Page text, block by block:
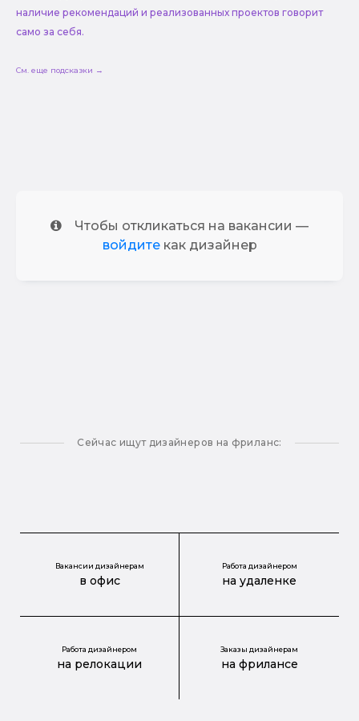
наличие рекомендаций и реализованных проектов говорит
само за себя.
См. еще подсказки →
Чтобы откликаться на вакансии —
войдитекак дизайнер
Сейчас ищут дизайнеров на фриланс:
Вакансии дизайнерам
в офис
Работа дизайнером
на удаленке
Работа дизайнером
на релокации
Заказы дизайнерам
на фрилансе